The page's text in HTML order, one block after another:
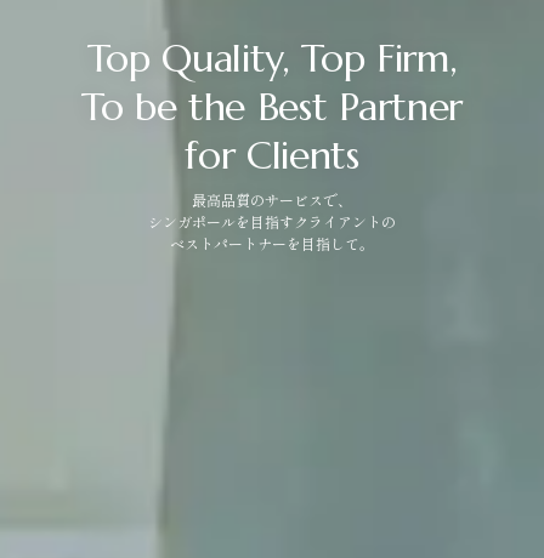
Top Quality, Top Firm,
To be the Best Partner
for Clients
最高品質のサービスで、
シンガポールを目指すクライアントの
ベストパートナーを目指して。